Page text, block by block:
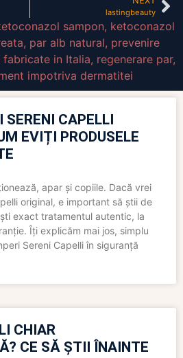
lastingbeauty
sampon, ketoconazol
, par alb natural, prevenire
fabricate in Italia, regenerare par,
impotriva dermatitei
SERENI CAPELLI
EVIȚI PRODUSELE
apar și copiile. Dacă vrei
original, e important să știi de
exact tratamentul autentic, la
Îți explicăm mai jos, simplu
Sereni Capelli în siguranță
CHIAR
CE SĂ ȘTII ÎNAINTE